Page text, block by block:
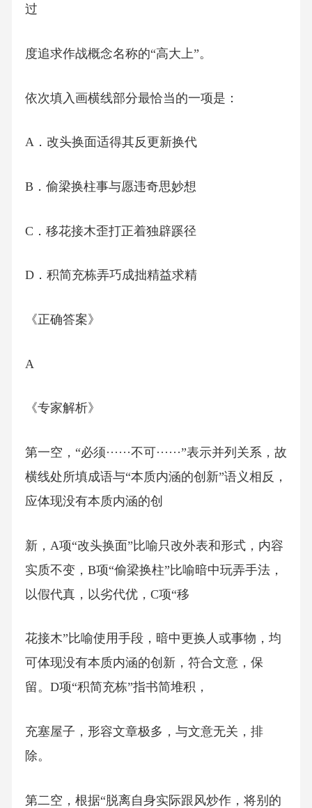
过
度追求作战概念名称的“高大上”。
依次填入画横线部分最恰当的一项是：
A．改头换面适得其反更新换代
B．偷梁换柱事与愿违奇思妙想
C．移花接木歪打正着独辟蹊径
D．积简充栋弄巧成拙精益求精
《正确答案》
A
《专家解析》
第一空，“必须······不可······”表示并列关系，故
横线处所填成语与“本质内涵的创新”语义相反，
应体现没有本质内涵的创
新，A项“改头换面”比喻只改外表和形式，内容
实质不变，B项“偷梁换柱”比喻暗中玩弄手法，
以假代真，以劣代优，C项“移
花接木”比喻使用手段，暗中更换人或事物，均
可体现没有本质内涵的创新，符合文意，保
留。D项“积简充栋”指书简堆积，
充塞屋子，形容文章极多，与文意无关，排
除。
第二空，根据“脱离自身实际跟风炒作，将别的